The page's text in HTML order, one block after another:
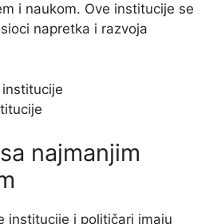
i naukom. Ove institucije se
napretka i razvoja
najmanjim
institucije i političari imaju